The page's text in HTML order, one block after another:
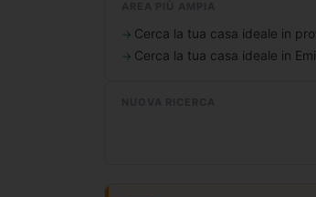
Cerca la tua casa ideale in
Cerca la tua casa ideale in